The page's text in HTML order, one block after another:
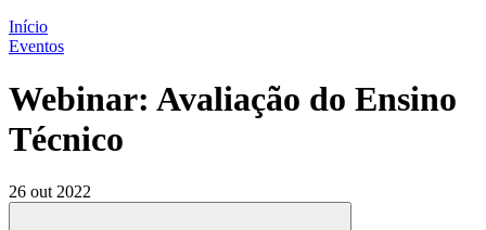
Início
Eventos
Webinar: Avaliação do Ensino
Técnico
26 out 2022